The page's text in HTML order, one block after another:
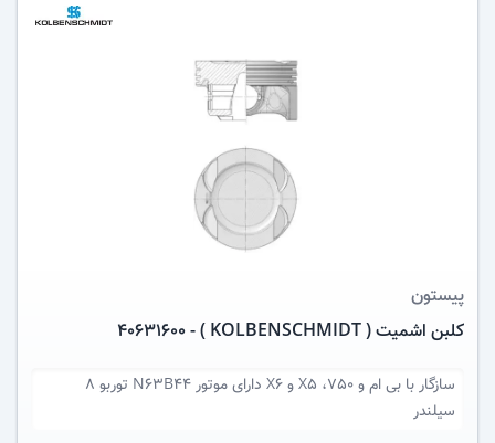
عکس کالا
پیستون
کلبن اشمیت ( KOLBENSCHMIDT ) - 40631600
سازگار با
بی ام و 750، X5 و X6 دارای موتور N63B44 توربو 8
سیلندر